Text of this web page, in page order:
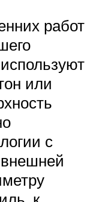
работ
или
с